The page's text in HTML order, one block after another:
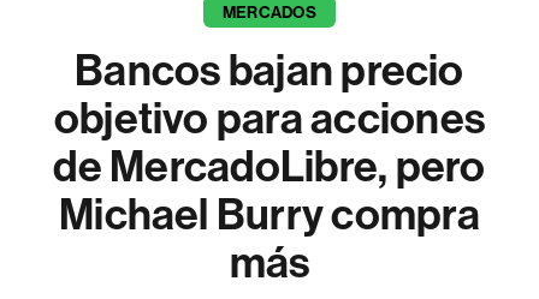
MERCADOS
Bancos bajan precio
objetivo para acciones
de MercadoLibre, pero
Michael Burry compra
más